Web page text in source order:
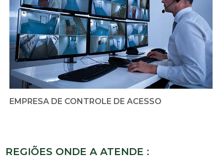
EMPRESA DE CONTROLE DE ACESSO
REGIÕES ONDE A ATENDE :